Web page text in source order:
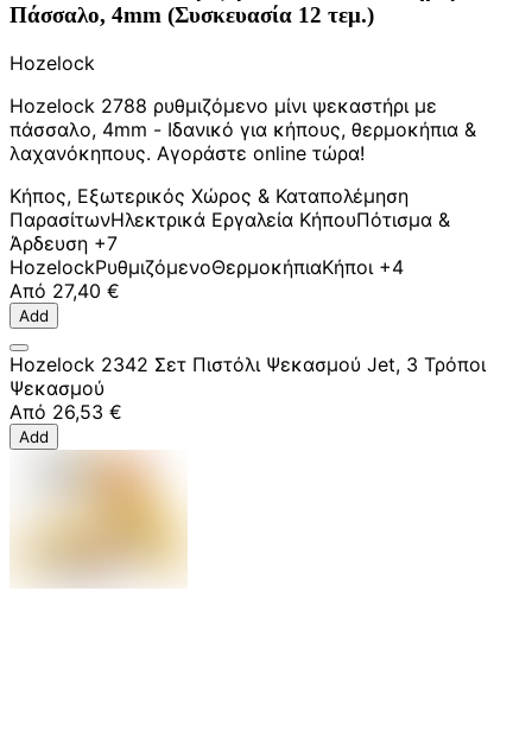
Πάσσαλο, 4mm (Συσκευασία 12 τεμ.)
Hozelock
Hozelock 2788 ρυθμιζόμενο μίνι ψεκαστήρι με
πάσσαλο, 4mm - Ιδανικό για κήπους, θερμοκήπια &
λαχανόκηπους. Αγοράστε online τώρα!
Κήπος, Εξωτερικός Χώρος & Καταπολέμηση
ΠαρασίτωνΗλεκτρικά Εργαλεία ΚήπουΠότισμα &
Άρδευση +7
HozelockΡυθμιζόμενοΘερμοκήπιαΚήποι+4
Από 27,40 €
Add
Hozelock 2342 Σετ Πιστόλι Ψεκασμού Jet, 3 Τρόποι
Ψεκασμού
Από 26,53 €
Add